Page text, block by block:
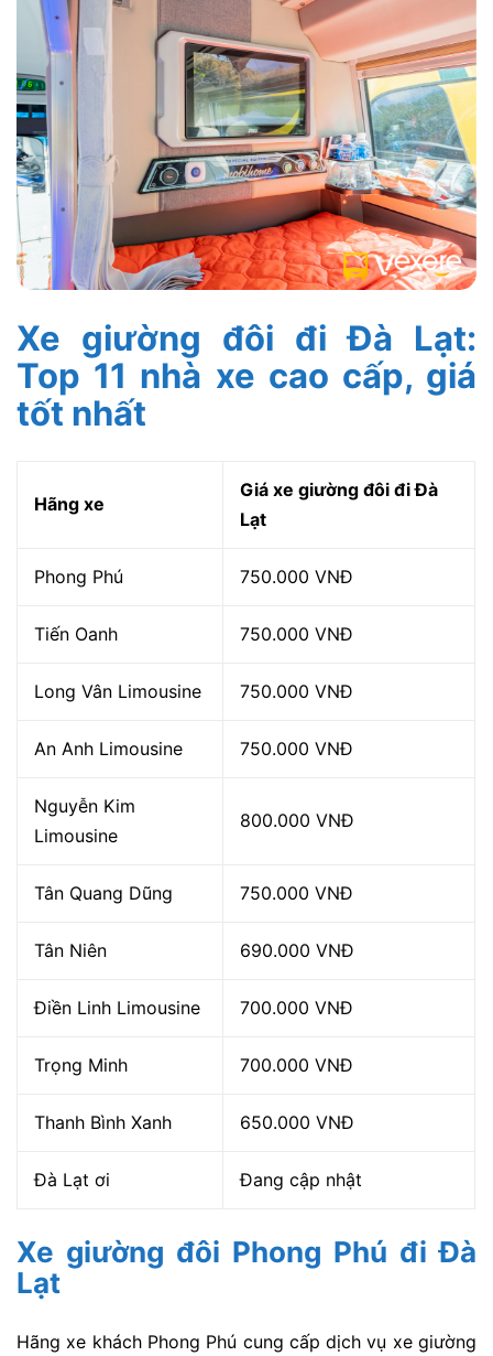
Xe giường đôi đi Đà Lạt:
Top 11 nhà xe cao cấp, giá
tốt nhất
Hãng xe
Giá xe giường đôi đi Đà
Lạt
Phong Phú 750.000 VNĐ
Tiến Oanh 750.000 VNĐ
Long Vân Limousine 750.000 VNĐ
An Anh Limousine 750.000 VNĐ
Nguyễn Kim
Limousine
800.000 VNĐ
Tân Quang Dũng 750.000 VNĐ
Tân Niên 690.000 VNĐ
Điền Linh Limousine 700.000 VNĐ
Trọng Minh 700.000 VNĐ
Thanh Bình Xanh 650.000 VNĐ
Đà Lạt ơi Đang cập nhật
Xe giường đôi Phong Phú đi Đà
Lạt
Hãng xe khách Phong Phú cung cấp dịch vụ xe giường